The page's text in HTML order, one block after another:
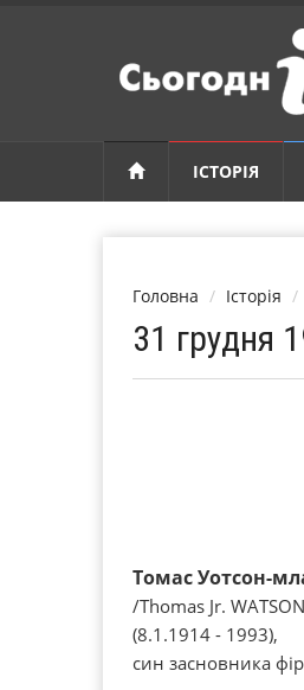
ІСТОРІЯ
Головна Історія
31 грудня
Томас Уотсон-
/Thomas Jr.
(8.1.1914 - 1993),
син засновника